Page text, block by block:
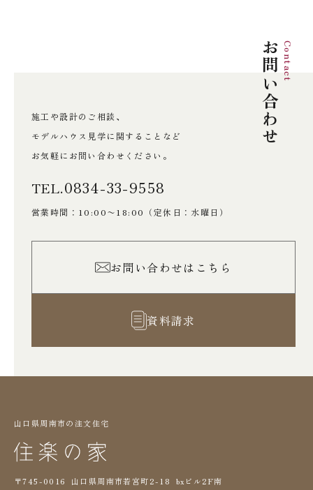
お問い合わせContact
施工や設計のご相談、
モデルハウス見学に関することなど
お気軽にお問い合わせください。
TEL.0834-33-9558
営業時間：10:00〜18:00 （定休日：水曜日）
お問い合わせはこちら
資料請求
山口県周南市の注文住宅
〒745-0016 山口県周南市若宮町2-18 bxビル2F南